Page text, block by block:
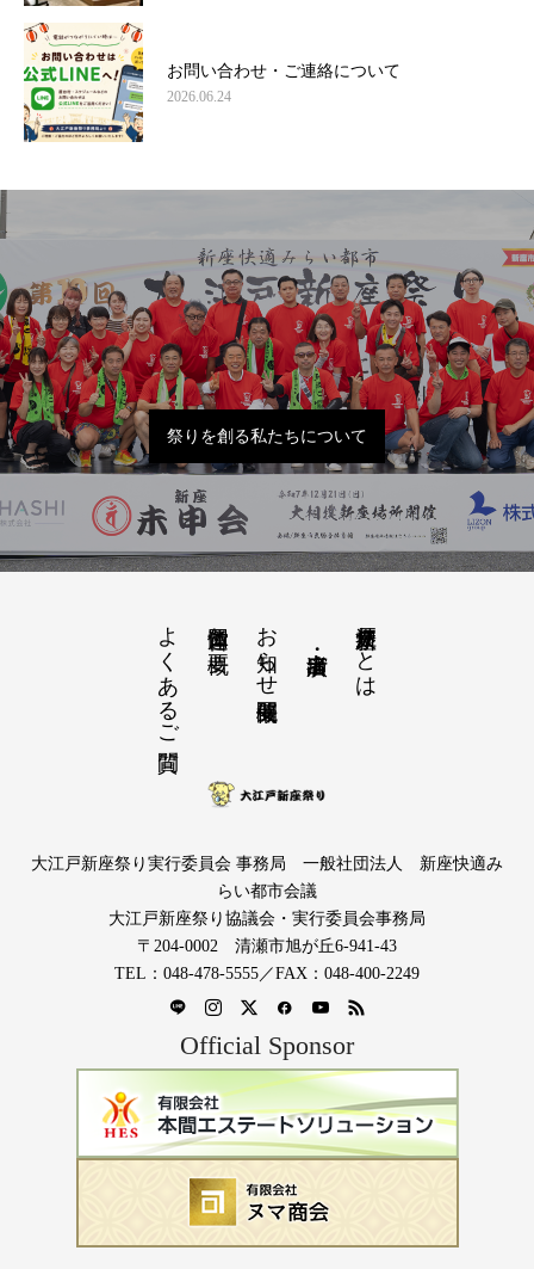
お問い合わせ・ご連絡について
2026.06.24
祭りを創る私たちについて
大江戸新座祭りとは
お知らせ開催概要
運営団体と概要
よくあるご質問
大江戸新座祭り実行委員会 事務局 一般社団法人 新座快適み
らい都市会議
大江戸新座祭り協議会・実行委員会事務局
〒204-0002 清瀬市旭が丘6-941-43
TEL：048-478-5555／FAX：048-400-2249
Official Sponsor